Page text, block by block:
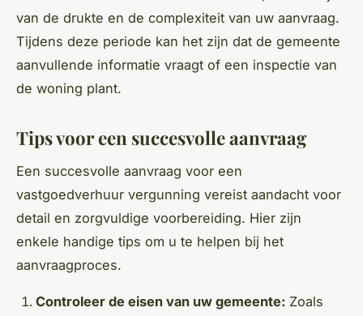
van de drukte en de complexiteit van uw aanvraag.
Tijdens deze periode kan het zijn dat de gemeente
aanvullende informatie vraagt of een inspectie van
de woning plant.
Tips voor een succesvolle aanvraag
Een succesvolle aanvraag voor een
vastgoedverhuur vergunning vereist aandacht voor
detail en zorgvuldige voorbereiding. Hier zijn
enkele handige tips om u te helpen bij het
aanvraagproces.
Controleer de eisen van uw gemeente: Zoals